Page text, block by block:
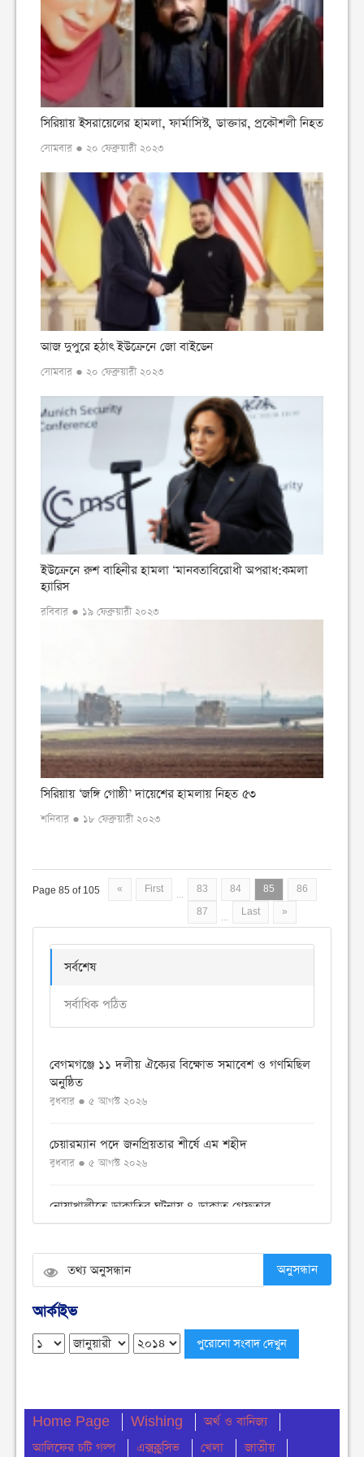
সিরিয়ায় ইসরায়েলের হামলা, ফার্মাসিস্ট, ডাক্তার, প্রকৌশলী নিহত
সোমবার ● ২০ ফেব্রুয়ারী ২০২৩
আজ দুপুরে হঠাৎ ইউক্রেনে জো বাইডেন
সোমবার ● ২০ ফেব্রুয়ারী ২০২৩
ইউক্রেনে রুশ বাহিনীর হামলা ‘মানবতাবিরোধী অপরাধ:কমলা
হ্যারিস
রবিবার ● ১৯ ফেব্রুয়ারী ২০২৩
সিরিয়ায় ‘জঙ্গি গোষ্ঠী’ দায়েশের হামলায় নিহত ৫৩
শনিবার ● ১৮ ফেব্রুয়ারী ২০২৩
Page 85 of 105 « First ... 83 84 85
86
87
... Last »
সর্বশেষ
সর্বাধিক পঠিত
বেগমগঞ্জে ১১ দলীয় ঐক্যের বিক্ষোভ সমাবেশ ও গণমিছিল
অনুষ্ঠিত
বুধবার ● ৫ আগস্ট ২০২৬
চেয়ারম্যান পদে জনপ্রিয়তার শীর্ষে এম শহীদ
বুধবার ● ৫ আগস্ট ২০২৬
নোয়াখালীতে ডাকাতির ঘটনায় ৪ ডাকাত গ্রেফতার
বুধবার ● ৫ আগস্ট ২০২৬
সংবিধান থেকে বাতিল হতে পারে শেখ মুজিবুর রহমানের
‘জাতির পিতা’ স্বীকৃতি
মঙ্গলবার ● ৪ আগস্ট ২০২৬
ঢাকা কলেজে ছাত্রদল-শিবিরের সংঘর্ষ
নোয়াখালীতে সি এন জি পাম্প গুলোতে গ্যাস সংকট
মঙ্গলবার ● ৪ আগস্ট ২০২৬
অনুসন্ধান
আর্কাইভ
Home Page Wishing
অর্থ ও বানিজ্য
আলিফের চটি গল্প
এক্সক্লুসিভ খেলা
জাতীয়